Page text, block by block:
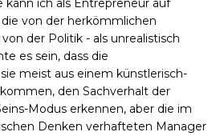
kann ich als Entrepreneur auf
von der herkömmlichen
der Politik - als unrealistisch
es sein, dass die
meist aus einem künstlerisch-
den Sachverhalt der
Modus erkennen, aber die im
Denken verhafteten Manager